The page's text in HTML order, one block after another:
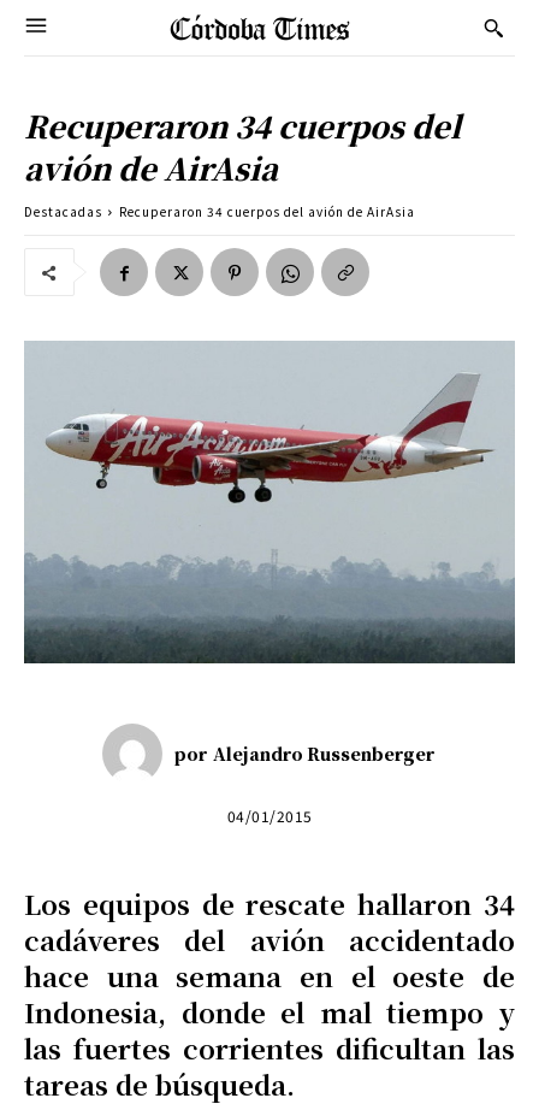
Recuperaron 34 cuerpos del
avión de AirAsia
Destacadas Recuperaron 34 cuerpos del avión de AirAsia
por Alejandro Russenberger
04/01/2015
Los equipos de rescate hallaron 34
cadáveres del avión accidentado
hace una semana en el oeste de
Indonesia, donde el mal tiempo y
las fuertes corrientes dificultan las
tareas de búsqueda.